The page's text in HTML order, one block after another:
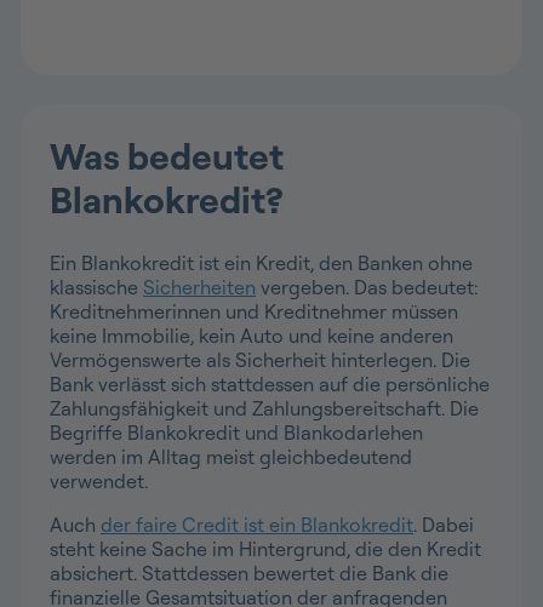
Was bedeutet
Blankokredit?
Ein Blankokredit ist ein Kredit, den Banken ohne
klassische Sicherheiten vergeben. Das bedeutet:
Kreditnehmerinnen und Kreditnehmer müssen
keine Immobilie, kein Auto und keine anderen
Vermögenswerte als Sicherheit hinterlegen. Die
Bank verlässt sich stattdessen auf die persönliche
Zahlungsfähigkeit und Zahlungsbereitschaft. Die
Begriffe Blankokredit und Blankodarlehen
werden im Alltag meist gleichbedeutend
verwendet.
Auch der faire Credit ist ein Blankokredit. Dabei
steht keine Sache im Hintergrund, die den Kredit
absichert. Stattdessen bewertet die Bank die
finanzielle Gesamtsituation der anfragenden